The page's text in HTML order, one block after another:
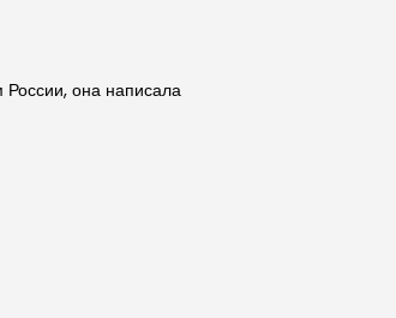
России, она написала